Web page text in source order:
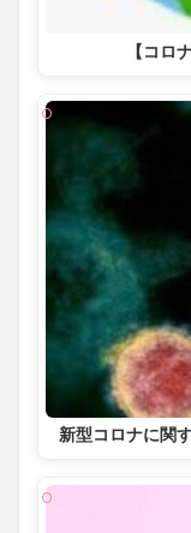
【コロ
新型コロナに関